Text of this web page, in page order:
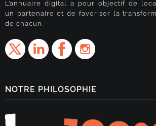
L’annuaire digital a pour objectif de
un partenaire et de favoriser la
de chacun.
NOTRE PHILOSOPHIE